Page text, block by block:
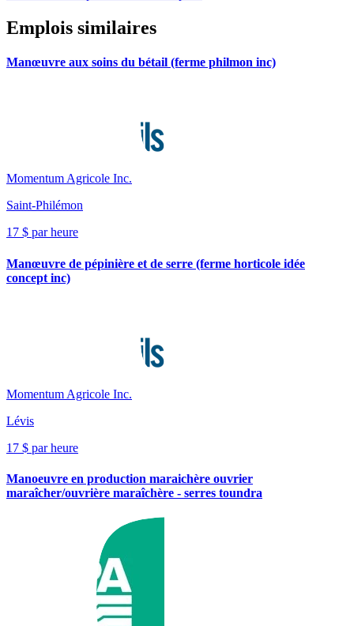
Emplois similaires
Manœuvre aux soins du bétail (ferme philmon inc)
Momentum Agricole Inc.
Saint-Philémon
17 $ par heure
Manœuvre de pépinière et de serre (ferme horticole idée
concept inc)
Momentum Agricole Inc.
Lévis
17 $ par heure
Manoeuvre en production maraichère ouvrier
maraîcher/ouvrière maraîchère - serres toundra